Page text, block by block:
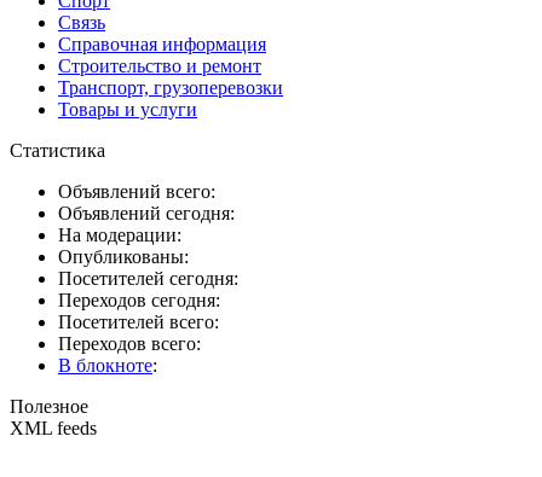
Связь
Справочная информация
Строительство и ремонт
Транспорт, грузоперевозки
Товары и услуги
Статистика
Объявлений всего:
Объявлений сегодня:
На модерации:
Опубликованы:
Посетителей сегодня:
Переходов сегодня:
Посетителей всего:
Переходов всего:
В блокноте:
Полезное
XML feeds